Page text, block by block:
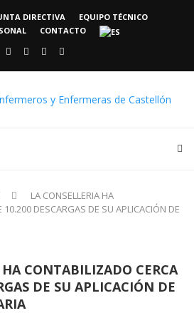
DIRECTIVA
EQUIPO TÉCNICO
CONTACTO
LA CONSELLERIA HA
10.200 DESCARGAS DE SU APLICACIÓN DE
CONTABILIZADO CERCA
DE SU APLICACIÓN DE